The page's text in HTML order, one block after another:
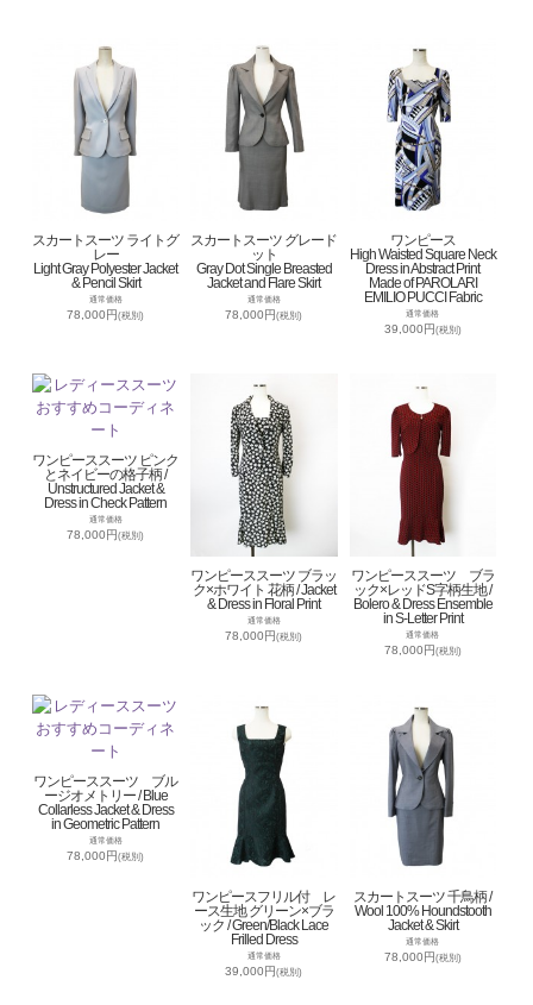
スカートスーツ ライトグ
レー
Light Gray Polyester Jacket
& Pencil Skirt
通常価格
78,000円(税別)
スカートスーツ グレード
ット
Gray Dot Single Breasted
Jacket and Flare Skirt
通常価格
78,000円(税別)
ワンピース
High Waisted Square Neck
Dress in Abstract Print
Made of PAROLARI
EMILIO PUCCI Fabric
通常価格
39,000円(税別)
ワンピーススーツ ピンク
とネイビーの格子柄 /
Unstructured Jacket &
Dress in Check Pattern
通常価格
78,000円(税別)
ワンピーススーツ ブラッ
ク×ホワイト 花柄 / Jacket
& Dress in Floral Print
通常価格
78,000円(税別)
ワンピーススーツ ブラ
ック×レッドS字柄生地 /
Bolero & Dress Ensemble
in S-Letter Print
通常価格
78,000円(税別)
ワンピーススーツ ブル
ージオメトリー / Blue
Collarless Jacket & Dress
in Geometric Pattern
通常価格
78,000円(税別)
ワンピースフリル付 レ
ース生地 グリーン×ブラ
ック / Green/Black Lace
Frilled Dress
通常価格
39,000円(税別)
スカートスーツ 千鳥柄 /
Wool 100% Houndstooth
Jacket & Skirt
通常価格
78,000円(税別)